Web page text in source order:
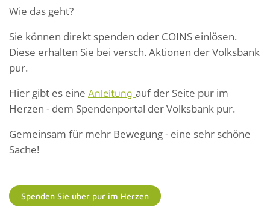
Wie das geht?
Sie können direkt spenden oder COINS einlösen.
Diese erhalten Sie bei versch. Aktionen der Volksbank
pur.
Hier gibt es eine Anleitung auf der Seite pur im
Herzen - dem Spendenportal der Volksbank pur.
Gemeinsam für mehr Bewegung - eine sehr schöne
Sache!
Spenden Sie über pur im Herzen